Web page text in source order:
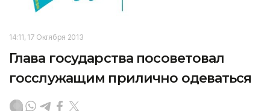
14:11, 17 Октября 2013
Глава государства посоветовал
госслужащим прилично одеваться